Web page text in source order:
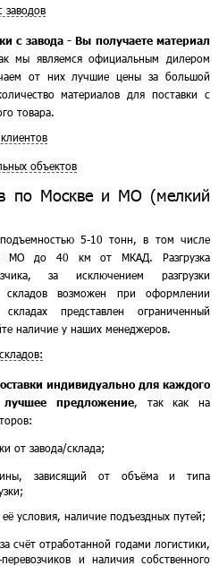
заводов
с завода - Вы получаете материал
мы являемся официальным дилером
от них лучшие цены за большой
материалов для поставки с
товара.
объектов
по Москве и МО (мелкий
5-10 тонн, в том числе
МО до 40 км от МКАД. Разгрузка
за исключением разгрузки
складов возможен при оформлении
представлен ограниченный
наличие у наших менеджеров.
индивидуально для каждого
предложение, так как на
от завода/склада;
зависящий от объёма и типа
условия, наличие подъездных путей;
счёт отработанной годами логистики,
и наличия собственного